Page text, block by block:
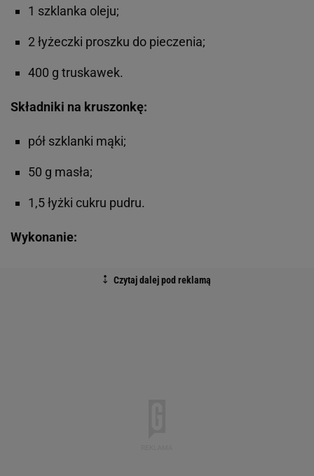
1 szklanka oleju;
2 łyżeczki proszku do pieczenia;
400 g truskawek.
Składniki na kruszonkę:
pół szklanki mąki;
50 g masła;
1,5 łyżki cukru pudru.
Wykonanie: